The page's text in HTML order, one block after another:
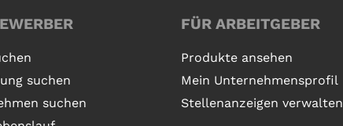
suchen
suchen
FÜR ARBEITGEBER
Produkte ansehen
Mein Unternehmensprofil
Stellenanzeigen verwalten